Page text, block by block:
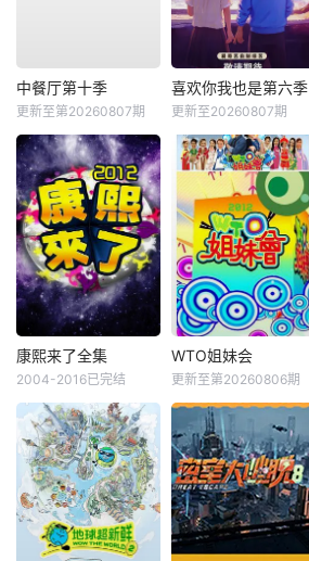
中餐厅第十季
更新至第20260807期
喜欢你我也是第六季
更新至20260807期
康熙来了全集
2004-2016已完结
WTO姐妹会
更新至第20260806期